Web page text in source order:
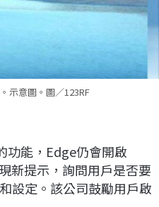
示意圖。圖／123RF
功能，Edge仍會開啟
新提示，詢問用戶是否要
設定。該公司鼓勵用戶啟